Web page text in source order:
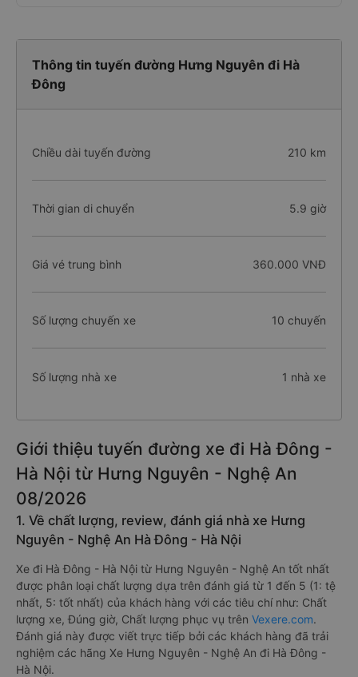
Thông tin tuyến đường Hưng Nguyên đi Hà
Đông
Chiều dài tuyến đường 210 km
Thời gian di chuyển 5.9 giờ
Giá vé trung bình 360.000 VNĐ
Số lượng chuyến xe 10 chuyến
Số lượng nhà xe 1 nhà xe
Giới thiệu tuyến đường xe đi Hà Đông -
Hà Nội từ Hưng Nguyên - Nghệ An
08/2026
1. Về chất lượng, review, đánh giá nhà xe Hưng
Nguyên - Nghệ An Hà Đông - Hà Nội
Xe đi Hà Đông - Hà Nội từ Hưng Nguyên - Nghệ An tốt nhất
được phân loại chất lượng dựa trên đánh giá từ 1 đến 5 (1: tệ
nhất, 5: tốt nhất) của khách hàng với các tiêu chí như: Chất
lượng xe, Đúng giờ, Chất lượng phục vụ trên Vexere.com.
Đánh giá này được viết trực tiếp bởi các khách hàng đã trải
nghiệm các hãng Xe Hưng Nguyên - Nghệ An đi Hà Đông -
Hà Nội.